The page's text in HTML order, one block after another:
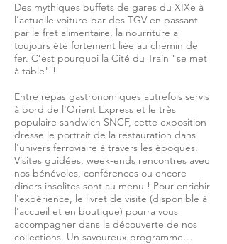
Des mythiques buffets de gares du XIXe à
l’actuelle voiture-bar des TGV en passant
par le fret alimentaire, la nourriture a
toujours été fortement liée au chemin de
fer. C’est pourquoi la Cité du Train "se met
à table" !
Entre repas gastronomiques autrefois servis
à bord de l'Orient Express et le très
populaire sandwich SNCF, cette exposition
dresse le portrait de la restauration dans
l'univers ferroviaire à travers les époques.
Visites guidées, week-ends rencontres avec
nos bénévoles, conférences ou encore
dîners insolites sont au menu ! Pour enrichir
l'expérience, le livret de visite (disponible à
l'accueil et en boutique) pourra vous
accompagner dans la découverte de nos
collections. Un savoureux programme…